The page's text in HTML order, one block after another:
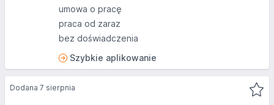
umowa o pracę
praca od zaraz
bez doświadczenia
Szybkie aplikowanie
Dodana 7 sierpnia